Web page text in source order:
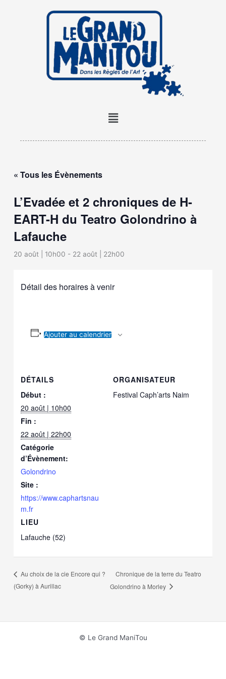
Menu
« Tous les Évènements
L’Evadée et 2 chroniques de H-
EART-H du Teatro Golondrino à
Lafauche
20 août | 10h00 - 22 août | 22h00
Détail des horaires à venir
Ajouter au calendrier
DÉTAILS
Début :
20 août | 10h00
Fin :
22 août | 22h00
Catégorie
d’Évènement:
Golondrino
Site :
https://www.caphartsnau
m.fr
LIEU
Lafauche (52)
ORGANISATEUR
Festival Caph’arts Naim
Au choix de la cie Encore qui ?
(Gorky) à Aurillac
Chronique de la terre du Teatro
Golondrino à Morley
© Le Grand ManiTou